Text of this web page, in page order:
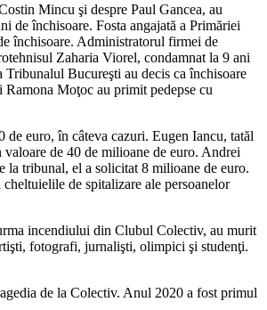
Mincu şi despre Paul Gancea, au
de închisoare. Fosta angajată a Primăriei
închisoare. Administratorul firmei de
Zaharia Viorel, condamnat la 9 ani
Bucureşti au decis ca închisoare
Moţoc au primit pedepse cu
de euro, în câteva cazuri. Eugen Iancu, tatăl
de 40 de milioane de euro. Andrei
tribunal, el a solicitat 8 milioane de euro.
de spitalizare ale persoanelor
incendiului din Clubul Colectiv, au murit
fotografi, jurnalişti, olimpici şi studenţi.
de la Colectiv. Anul 2020 a fost primul